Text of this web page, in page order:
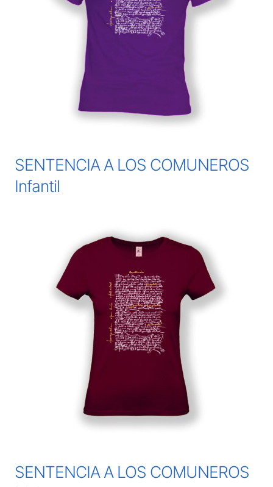
SENTENCIA A LOS COMUNEROS
Infantil
SENTENCIA A LOS COMUNEROS